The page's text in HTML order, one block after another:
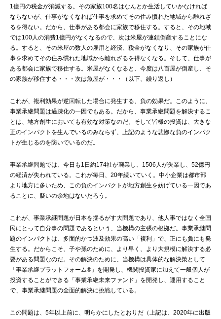
1億円の税金が消滅する。その家族100名はなんとか生活していかなければ
ならないが、仕事がなくなれば仕事を求めてその住み慣れた地域から離れざ
るを得ない。だから、仕事がある都会に家族で移住する。すると、その地域
では100人の消費1億円がなくなるので、次は米屋が連鎖倒産することにな
る。すると、その米屋の数人の雇用と経済、税金がなくなり、その家族が仕
事を求めてその住み慣れた地域から離れざるを得なくなる。そして、仕事が
ある都会に家族で移住する。米屋がなくなると、今度は八百屋が倒産し、そ
の家族が移住する・・・次は魚屋が・・・（以下、繰り返し）
これが、複利効果が逆回転した場合に発生する、負の効果だ。このように、
事業承継問題は過疎化の一因でもある。だから、事業承継問題を解決するこ
とは、地方創生においても有効な対策なのだ。そして皆様の投資は、大きな
正のインパクトを生んでいるのみならず、上記のような悲惨な負のインパク
トが生じるのを防いでいるのだ。
事業承継問題では、今日も1日約174社が廃業し、1506人が失業し、52億円
の経済が失われている。これが毎日、20年続いていく。中小企業は都市部
より地方に多いため、この負のインパクトが地方創生を妨げている一因であ
ることに、疑いの余地はないだろう。
これが、事業承継問題が日本を揺るがす大問題であり、他人事ではなく全国
民にとって自分事の問題であるという、当機構の主張の根拠だ。事業承継問
題のインパクトは、多面的かつ波及効果の高い「複利」で、正にも負にも発
生する。だからこそ、子や孫のために、より早く、より大規模に解決する必
要がある問題なのだ。その解決のために、当機構は具体的な解決策として
「事業承継プラットフォーム®」を開発し、機関投資家に加えて一般個人が
投資することができる「事業承継未来ファンド」を開発し、運用すること
で、事業承継問題の全面的解決に挑戦している。
この問題は、5年以上前に、明らかにしたとおりだ（上記は、2020年に出版